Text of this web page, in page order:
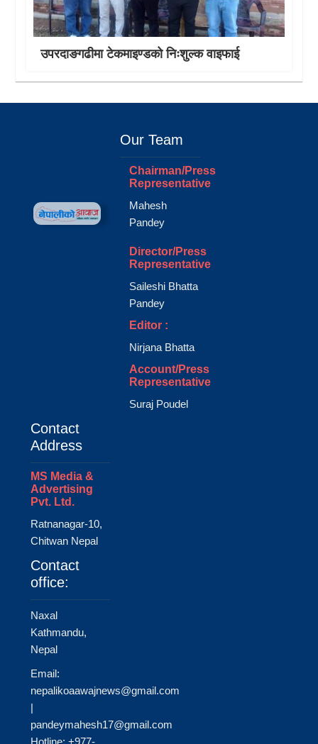
उपरदाङगढीमा टेकमाइण्डको निःशुल्क वाइफाई
Our Team
Chairman/Press
Representative
Mahesh
Pandey
Director/Press
Representative
Saileshi Bhatta
Pandey
Editor :
Nirjana Bhatta
Account/Press
Representative
Suraj Poudel
Contact
Address
MS Media &
Advertising
Pvt. Ltd.
Ratnanagar-10,
Chitwan Nepal
Contact
office:
Naxal
Kathmandu,
Nepal
Email:
nepalikoaawajnews@gmail.com
|
pandeymahesh17@gmail.com
Hotline: +977-